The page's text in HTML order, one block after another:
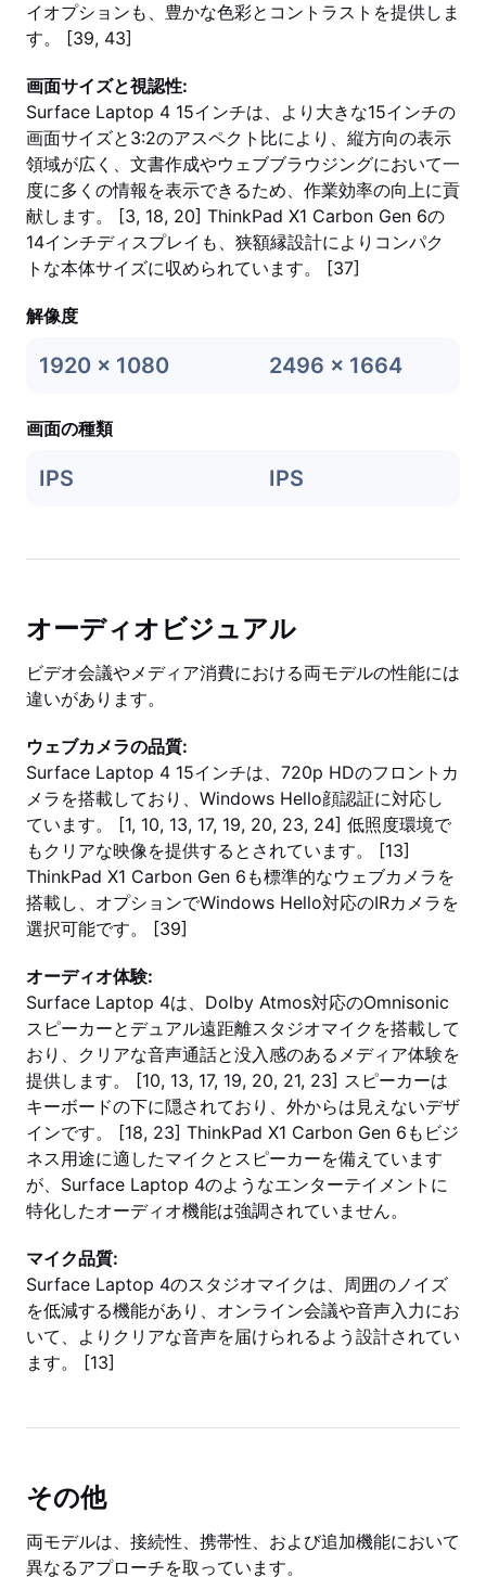
イオプションも、豊かな色彩とコントラストを提供しま
す。 [39, 43]
画面サイズと視認性:
Surface Laptop 4 15インチは、より大きな15インチの
画面サイズと3:2のアスペクト比により、縦方向の表示
領域が広く、文書作成やウェブブラウジングにおいて一
度に多くの情報を表示できるため、作業効率の向上に貢
献します。 [3, 18, 20] ThinkPad X1 Carbon Gen 6の
14インチディスプレイも、狭額縁設計によりコンパク
トな本体サイズに収められています。 [37]
解像度
1920 x 1080 2496 x 1664
画面の種類
IPS IPS
オーディオビジュアル
ビデオ会議やメディア消費における両モデルの性能には
違いがあります。
ウェブカメラの品質:
Surface Laptop 4 15インチは、720p HDのフロントカ
メラを搭載しており、Windows Hello顔認証に対応し
ています。 [1, 10, 13, 17, 19, 20, 23, 24] 低照度環境で
もクリアな映像を提供するとされています。 [13]
ThinkPad X1 Carbon Gen 6も標準的なウェブカメラを
搭載し、オプションでWindows Hello対応のIRカメラを
選択可能です。 [39]
オーディオ体験:
Surface Laptop 4は、Dolby Atmos対応のOmnisonic
スピーカーとデュアル遠距離スタジオマイクを搭載して
おり、クリアな音声通話と没入感のあるメディア体験を
提供します。 [10, 13, 17, 19, 20, 21, 23] スピーカーは
キーボードの下に隠されており、外からは見えないデザ
インです。 [18, 23] ThinkPad X1 Carbon Gen 6もビジ
ネス用途に適したマイクとスピーカーを備えています
が、Surface Laptop 4のようなエンターテイメントに
特化したオーディオ機能は強調されていません。
マイク品質:
Surface Laptop 4のスタジオマイクは、周囲のノイズ
を低減する機能があり、オンライン会議や音声入力にお
いて、よりクリアな音声を届けられるよう設計されてい
ます。 [13]
その他
両モデルは、接続性、携帯性、および追加機能において
異なるアプローチを取っています。